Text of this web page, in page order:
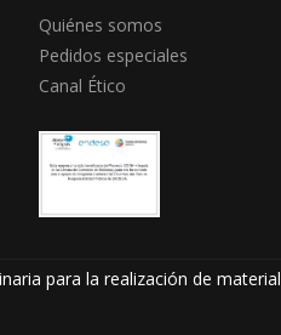
Quiénes somos
Pedidos especiales
Canal Ético
para la realización de material